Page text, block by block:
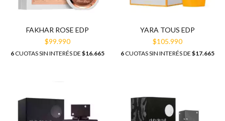
FAKHAR ROSE EDP
$99.990
6 CUOTAS SIN INTERÉS DE $16.665
YARA TOUS EDP
$105.990
6 CUOTAS SIN INTERÉS DE $17.665